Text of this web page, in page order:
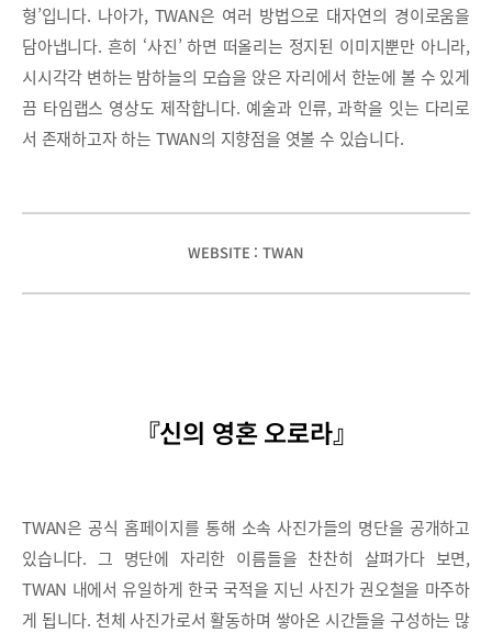
형’입니다. 나아가, TWAN은 여러 방법으로 대자연의 경이로움을
담아냅니다. 흔히 ‘사진’ 하면 떠올리는 정지된 이미지뿐만 아니라,
시시각각 변하는 밤하늘의 모습을 앉은 자리에서 한눈에 볼 수 있게
끔 타임랩스 영상도 제작합니다. 예술과 인류, 과학을 잇는 다리로
서 존재하고자 하는 TWAN의 지향점을 엿볼 수 있습니다.
WEBSITE : TWAN
『신의 영혼 오로라』
TWAN은 공식 홈페이지를 통해 소속 사진가들의 명단을 공개하고
있습니다. 그 명단에 자리한 이름들을 찬찬히 살펴가다 보면,
TWAN 내에서 유일하게 한국 국적을 지닌 사진가 권오철을 마주하
게 됩니다. 천체 사진가로서 활동하며 쌓아온 시간들을 구성하는 많